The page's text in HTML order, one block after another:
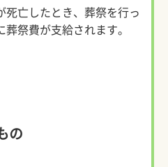
死亡したとき、葬祭を行っ
祭費が支給されます。
の